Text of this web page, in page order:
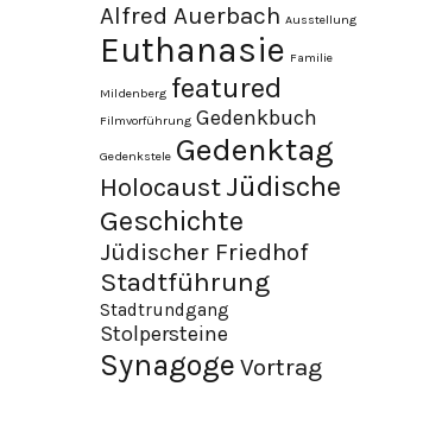
Alfred Auerbach Ausstellung
Euthanasie Familie
Mildenberg featured
Filmvorführung Gedenkbuch
Gedenkstele Gedenktag
HolocaustJüdische
Geschichte
Jüdischer Friedhof
Stadtführung
Stadtrundgang
Stolpersteine
Synagoge Vortrag